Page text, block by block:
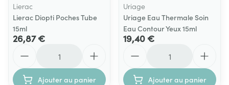
Lierac
Lierac Diopti Poches Tube
15ml
26,87 €
Ajouter au panier
Uriage
Uriage Eau Thermale Soin
Eau Contour Yeux 15ml
19,40 €
Ajouter au panier